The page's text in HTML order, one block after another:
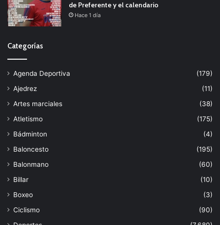
de Preferente y el calendario
Hace 1 día
Categorías
Agenda Deportiva
(179)
Ajedrez
(11)
Artes marciales
(38)
Atletismo
(175)
Bádminton
(4)
Baloncesto
(195)
Balonmano
(60)
Billar
(10)
Boxeo
(3)
Ciclismo
(90)